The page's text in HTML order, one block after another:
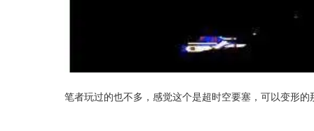
笔者玩过的也不多，感觉这个是超时空要塞，可以变形的